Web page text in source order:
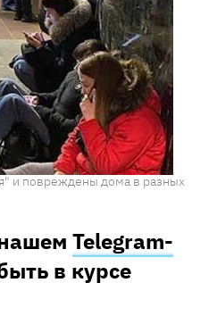
и повреждены дома в разных
Telegram-
в курсе